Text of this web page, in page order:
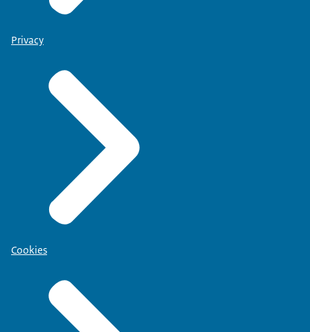
Privacy
Cookies